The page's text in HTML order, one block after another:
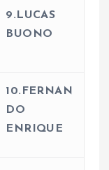
9.LUCAS
BUONO
10.FERNAN
DO
ENRIQUE